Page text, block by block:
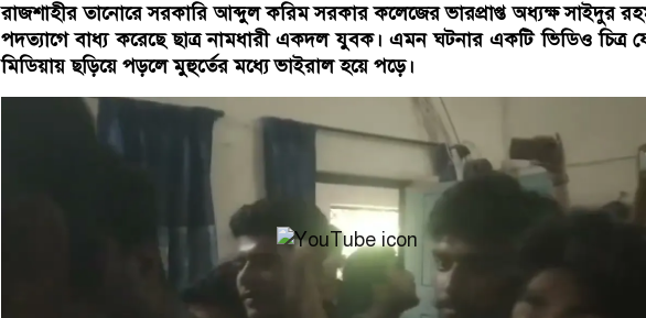
রাজশাহীর তানোরে সরকারি আব্দুল করিম সরকার কলেজের ভারপ্রাপ্ত অধ্যক্ষ সাইদুর
পদত্যাগে বাধ্য করেছে ছাত্র নামধারী একদল যুবক। এমন ঘটনার একটি ভিডিও চিত্র
মিডিয়ায় ছড়িয়ে পড়লে মুহুর্তের মধ্যে ভাইরাল হয়ে পড়ে।